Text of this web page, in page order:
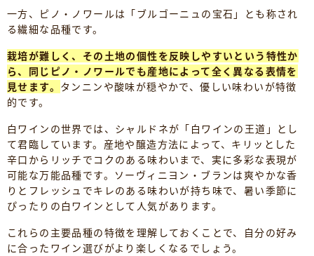
一方、ピノ・ノワールは「ブルゴーニュの宝石」とも称され
る繊細な品種です。
栽培が難しく、その土地の個性を反映しやすいという特性か
ら、同じピノ・ノワールでも産地によって全く異なる表情を
見せます。 タンニンや酸味が穏やかで、優しい味わいが特徴
的です。
白ワインの世界では、シャルドネが「白ワインの王道」とし
て君臨しています。産地や醸造方法によって、キリッとした
辛口からリッチでコクのある味わいまで、実に多彩な表現が
可能な万能品種です。ソーヴィニヨン・ブランは爽やかな香
りとフレッシュでキレのある味わいが持ち味で、暑い季節に
ぴったりの白ワインとして人気があります。
これらの主要品種の特徴を理解しておくことで、自分の好み
に合ったワイン選びがより楽しくなるでしょう。